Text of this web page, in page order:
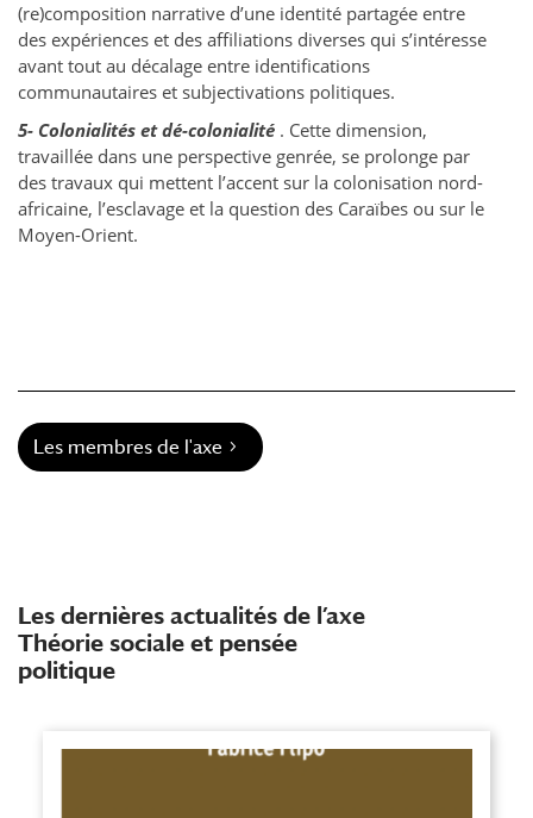
(re)composition narrative d’une identité partagée entre
des expériences et des affiliations diverses qui s’intéresse
avant tout au décalage entre identifications
communautaires et subjectivations politiques.
5- Colonialités et dé-colonialité . Cette dimension,
travaillée dans une perspective genrée, se prolonge par
des travaux qui mettent l’accent sur la colonisation nord-
africaine, l’esclavage et la question des Caraïbes ou sur le
Moyen-Orient.
Les membres de l'axe
Les dernières actualités de l’axe
Théorie sociale et pensée
politique